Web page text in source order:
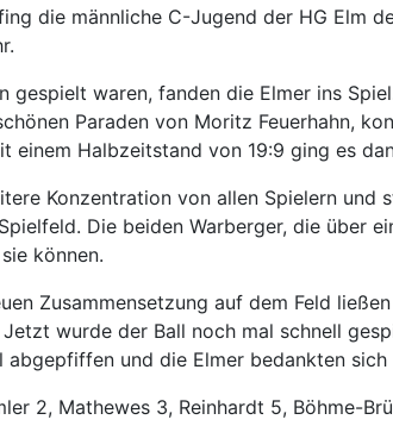
die männliche C-Jugend der HG Elm
gespielt waren, fanden die Elmer ins
Paraden von Moritz Feuerhahn,
Halbzeitstand von 19:9 ging es
Konzentration von allen Spielern und
Die beiden Warberger, die über
können.
Zusammensetzung auf dem Feld
wurde der Ball noch mal schnell
und die Elmer bedankten sich
2, Mathewes 3, Reinhardt 5, Böhme-